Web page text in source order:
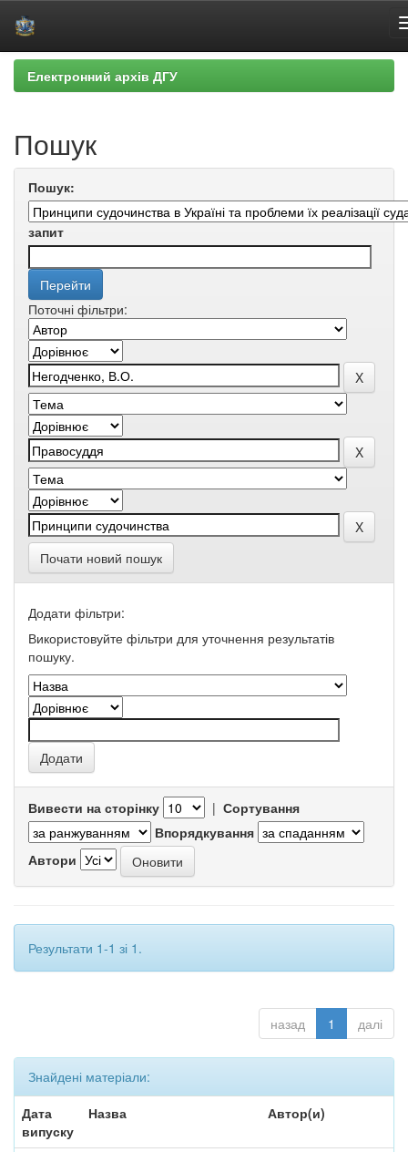
Skip
navigation
Електронний архів ДГУ
Пошук
Пошук:
запит
Поточні фільтри:
Почати новий пошук
Додати фільтри:
Використовуйте фільтри для уточнення результатів
пошуку.
Вивести на сторінку | Сортування
Впорядкування
Автори
Результати 1-1 зі 1.
назад 1 далі
Знайдені матеріали:
Дата
випуску
Назва Автор(и)